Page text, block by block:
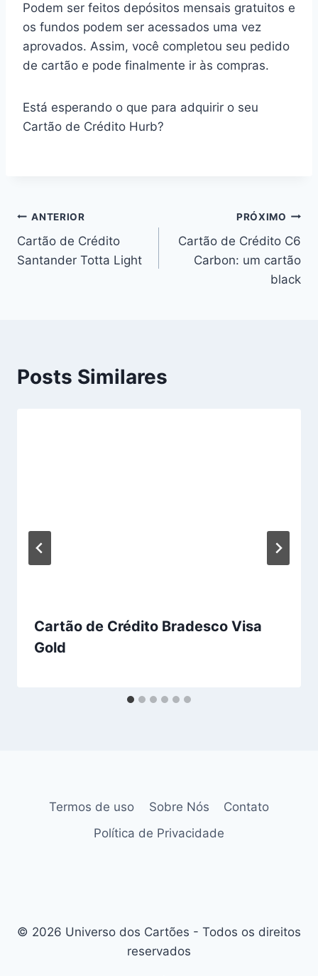
Podem ser feitos depósitos mensais gratuitos e
os fundos podem ser acessados uma vez
aprovados. Assim, você completou seu pedido
de cartão e pode finalmente ir às compras.
Está esperando o que para adquirir o seu
Cartão de Crédito Hurb?
ANTERIOR
Cartão de Crédito
Santander Totta Light
PRÓXIMO
Cartão de Crédito C6
Carbon: um cartão
black
Posts Similares
Cartão de Crédito Bradesco Visa
Gold
Termos de uso Sobre Nós
Contato
Política de Privacidade
© 2026 Universo dos Cartões - Todos os direitos
reservados